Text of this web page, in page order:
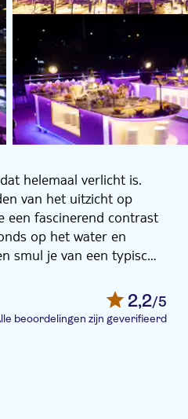
helemaal verlicht is.
van het uitzicht op
een fascinerend contrast
op het water en
smul je van een typisch
2,2/5
beoordelingen zijn geverifieerd